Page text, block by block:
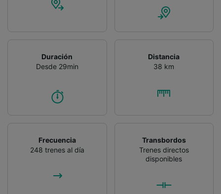
Duración
Desde 29min
Distancia
38 km
Frecuencia
248 trenes al día
Transbordos
Trenes directos
disponibles
precisa. Analizar activamente las
características del dispositivo para su
publicidad y contenido, investigación de
audiencia y desarrollo de servicios.